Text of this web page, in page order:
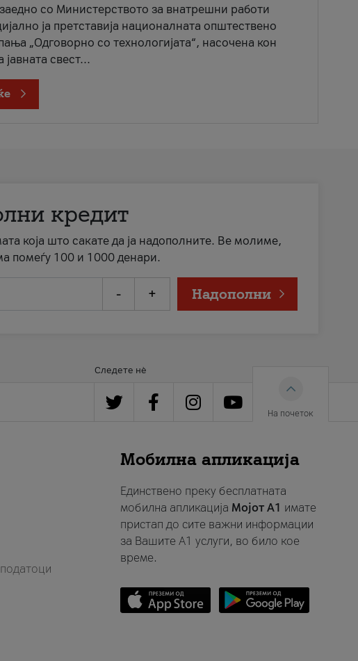
со Министерството за внатрешни работи
ја претставија националната општествено
„Одговорно со технологијата“, насочена кон
свест...
кредит
која што сакате да ја надополните. Ве молиме,
помеѓу 100 и 1000 денари.
- + Надополни
Следете нè
На почеток
Мобилна апликација
Единствено преку бесплатната
мобилна апликација Мојот A1 имате
пристап до сите важни информации
за Вашите A1 услуги, во било кое
време.